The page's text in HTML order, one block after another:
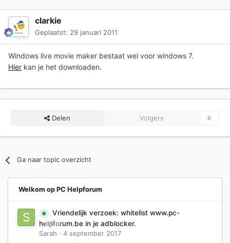
clarkie
Geplaatst: 29 januari 2011
Windows live movie maker bestaat wel voor windows 7.
Hier kan je het downloaden.
Delen Volgers 0
Ga naar topic overzicht
Welkom op PC Helpforum
0
Vriendelijk verzoek: whitelist www.pc-
helpforum.be in je adblocker.
Sarah · 4 september 2017